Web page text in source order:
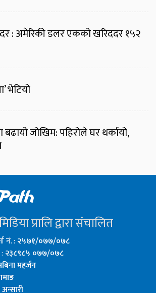
: अमेरिकी डलर एकको खरिददर १५२
भेटियो
बढायो जोखिम: पहिरोले घर थर्कायो,
प्रालि द्वारा संचालित
नं. : २५७१/०७७/०७८
२३८९८५ ०७७/०७८
महर्जन